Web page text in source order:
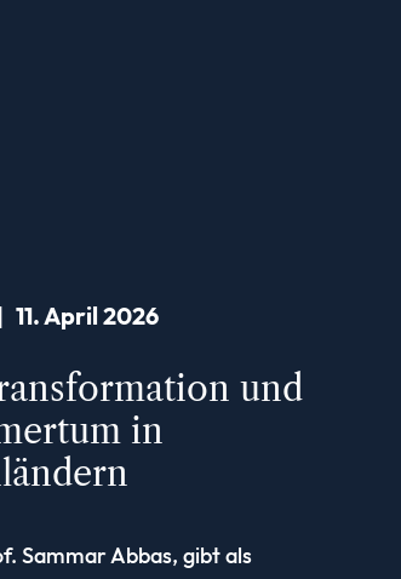
11. April 2026
und
in
Sammar Abbas, gibt als